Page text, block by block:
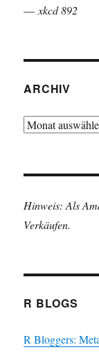
—xkcd 892
ARCHIV
Archiv
Hinweis: Als
Verkäufen.
R BLOGS
R Bloggers: